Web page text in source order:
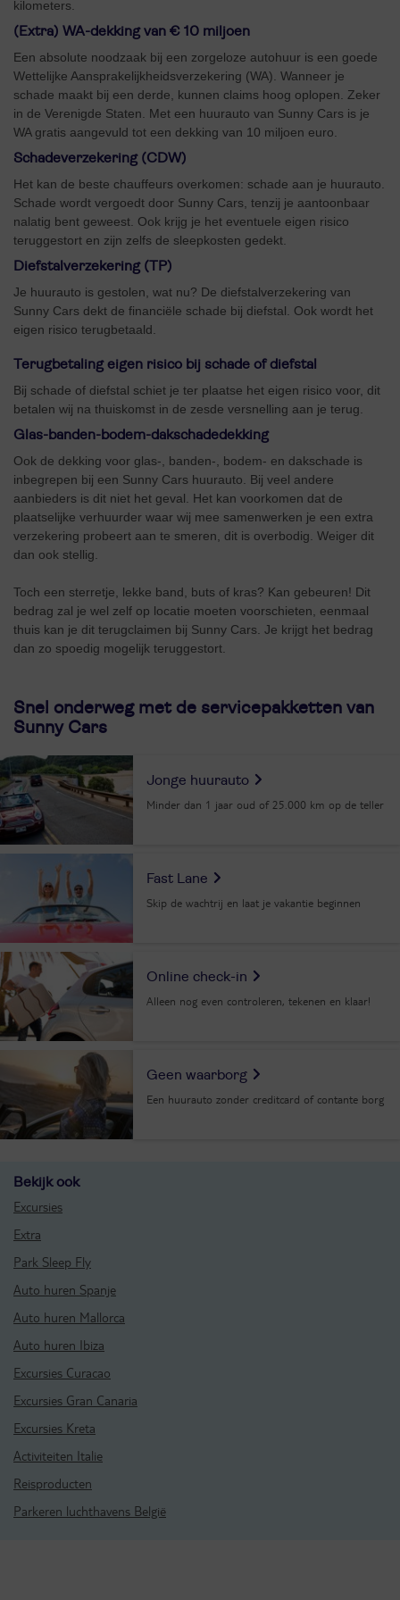
kilometers.
(Extra) WA-dekking van € 10 miljoen
Een absolute noodzaak bij een zorgeloze autohuur is een goede
Wettelijke Aansprakelijkheidsverzekering (WA). Wanneer je
schade maakt bij een derde, kunnen claims hoog oplopen. Zeker
in de Verenigde Staten. Met een huurauto van Sunny Cars is je
WA gratis aangevuld tot een dekking van 10 miljoen euro.
Schadeverzekering (CDW)
Het kan de beste chauffeurs overkomen: schade aan je huurauto.
Schade wordt vergoedt door Sunny Cars, tenzij je aantoonbaar
nalatig bent geweest. Ook krijg je het eventuele eigen risico
teruggestort en zijn zelfs de sleepkosten gedekt.
Diefstalverzekering (TP)
Je huurauto is gestolen, wat nu? De diefstalverzekering van
Sunny Cars dekt de financiële schade bij diefstal. Ook wordt het
eigen risico terugbetaald.
Terugbetaling eigen risico bij schade of diefstal
Bij schade of diefstal schiet je ter plaatse het eigen risico voor, dit
betalen wij na thuiskomst in de zesde versnelling aan je terug.
Glas-banden-bodem-dakschadedekking
Ook de dekking voor glas-, banden-, bodem- en dakschade is
inbegrepen bij een Sunny Cars huurauto. Bij veel andere
aanbieders is dit niet het geval. Het kan voorkomen dat de
plaatselijke verhuurder waar wij mee samenwerken je een extra
verzekering probeert aan te smeren, dit is overbodig. Weiger dit
dan ook stellig.
Toch een sterretje, lekke band, buts of kras? Kan gebeuren! Dit
bedrag zal je wel zelf op locatie moeten voorschieten, eenmaal
thuis kan je dit terugclaimen bij Sunny Cars. Je krijgt het bedrag
dan zo spoedig mogelijk teruggestort.
Snel onderweg met de servicepakketten van
Sunny Cars
Jonge huurauto
Minder dan 1 jaar oud of 25.000 km op de teller
Fast Lane
Skip de wachtrij en laat je vakantie beginnen
Online check-in
Alleen nog even controleren, tekenen en klaar!
Geen waarborg
Een huurauto zonder creditcard of contante borg
Bekijk ook
Excursies
Extra
Park Sleep Fly
Auto huren Spanje
Auto huren Mallorca
Auto huren Ibiza
Excursies Curacao
Excursies Gran Canaria
Excursies Kreta
Activiteiten Italie
Reisproducten
Parkeren luchthavens België